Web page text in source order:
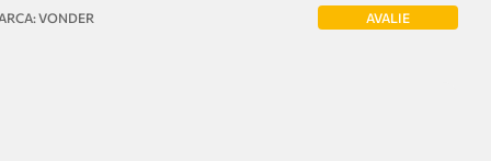
VONDER AVALIE